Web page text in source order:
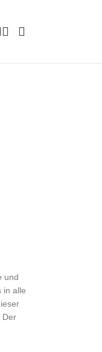
und
in alle
Der